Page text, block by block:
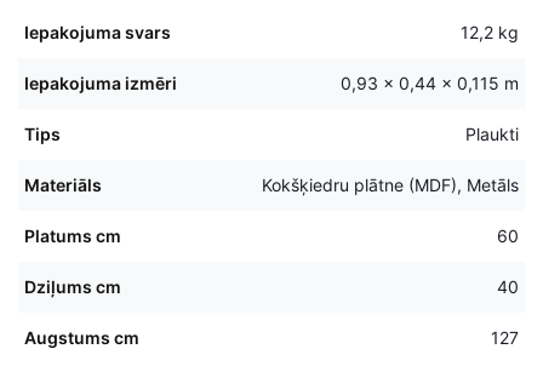
Iepakojuma svars 12,2 kg
Iepakojuma izmēri 0,93 × 0,44 × 0,115 m
Tips Plaukti
Materiāls Kokšķiedru plātne (MDF), Metāls
Platums cm 60
Dziļums cm 40
Augstums cm 127